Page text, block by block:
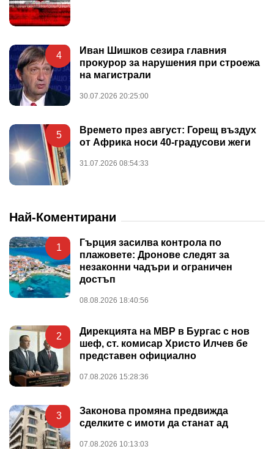
4
Иван Шишков сезира главния
прокурор за нарушения при строежа
на магистрали
30.07.2026 20:25:00
5
Времето през август: Горещ въздух
от Африка носи 40-градусови жеги
31.07.2026 08:54:33
Най-Коментирани
1
Гърция засилва контрола по
плажовете: Дронове следят за
незаконни чадъри и ограничен
достъп
08.08.2026 18:40:56
2
Дирекцията на МВР в Бургас с нов
шеф, ст. комисар Христо Илчев бе
представен официално
07.08.2026 15:28:36
3
Законова промяна предвижда
сделките с имоти да станат ад
07.08.2026 10:13:03